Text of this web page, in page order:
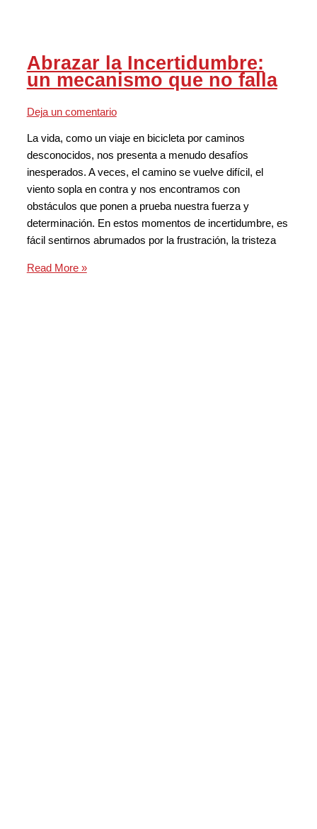
Abrazar la Incertidumbre:
un mecanismo que no falla
Deja un comentario
La vida, como un viaje en bicicleta por caminos
desconocidos, nos presenta a menudo desafíos
inesperados. A veces, el camino se vuelve difícil, el
viento sopla en contra y nos encontramos con
obstáculos que ponen a prueba nuestra fuerza y ​​
determinación. En estos momentos de incertidumbre, es
fácil sentirnos abrumados por la frustración, la tristeza
Read More »